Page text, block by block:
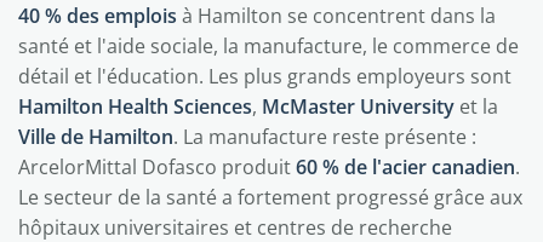
40 % des emplois à Hamilton se concentrent dans la
santé et l'aide sociale, la manufacture, le commerce de
détail et l'éducation. Les plus grands employeurs sont
Hamilton Health Sciences, McMaster University et la
Ville de Hamilton. La manufacture reste présente :
ArcelorMittal Dofasco produit60 % de l'acier canadien.
Le secteur de la santé a fortement progressé grâce aux
hôpitaux universitaires et centres de recherche